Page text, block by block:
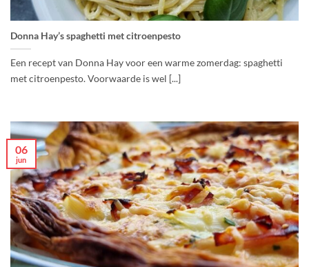
Donna Hay’s spaghetti met citroenpesto
Een recept van Donna Hay voor een warme zomerdag: spaghetti
met citroenpesto. Voorwaarde is wel [...]
06
jun